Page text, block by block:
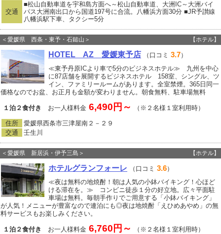
交通
■松山自動車道を宇和島方面へ～松山自動車道、大洲IC～大洲バイ
パス大洲南出口から国道197号に合流。八幡浜方面30分 ■JR予讃線
八幡浜駅下車、タクシー5分
＜愛媛県 西条・東予・石鎚山＞ 【ホテル】
HOTEL AZ 愛媛東予店 （口コミ 3.7）
≪東予丹原ICより車で5分のビジネスホテル≫ 九州を中心
に87店舗を展開するビジネスホテル 158室、シングル、ツ
イン、ファミリールームがあります。全室禁煙。365日同一
価格なのでお盆、お正月も金額が変わりません。朝食無料、駐車場無料
１泊２食付き お一人様料金 6,490円～ （※２名様１室利用時）
住所
愛媛県西条市三津屋南２－２９
交通
壬生川
＜愛媛県 新居浜・伊予三島＞ 【ホテル】
ホテルグランフォーレ （口コミ 3.6）
≪夜は無料の地焼酎！朝は人気の小鉢バイキング！心ほど
ける滞在を。≫ コンビニ徒歩１分の好立地。広々平面駐
車場は無料。毎朝手作りでご用意する「小鉢バイキング」
が人気！メニューが豊富なので連泊にも◎夜は地焼酎「えひめあやめ」の無
料サービスもお楽しみください。
１泊２食付き お一人様料金 6,760円～ （※２名様１室利用時）